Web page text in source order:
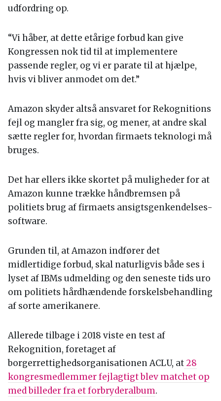
udfordring op.
“Vi håber, at dette etårige forbud kan give
Kongressen nok tid til at implementere
passende regler, og vi er parate til at hjælpe,
hvis vi bliver anmodet om det.”
Amazon skyder altså ansvaret for Rekognitions
fejl og mangler fra sig, og mener, at andre skal
sætte regler for, hvordan firmaets teknologi må
bruges.
Det har ellers ikke skortet på muligheder for at
Amazon kunne trække håndbremsen på
politiets brug af firmaets ansigtsgenkendelses-
software.
Grunden til, at Amazon indfører det
midlertidige forbud, skal naturligvis både ses i
lyset af IBMs udmelding og den seneste tids uro
om politiets hårdhændende forskelsbehandling
af sorte amerikanere.
Allerede tilbage i 2018 viste en test af
Rekognition, foretaget af
borgerrettighedsorganisationen ACLU, at 28
kongresmedlemmer fejlagtigt blev matchet op
med billeder fra et forbryderalbum.